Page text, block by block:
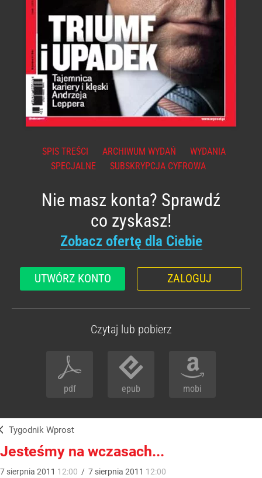
SPIS TREŚCI ARCHIWUM WYDAŃ
WYDANIA
SPECJALNE
SUBSKRYPCJA CYFROWA
Nie masz konta? Sprawdź
co zyskasz!
Zobacz ofertę dla Ciebie
UTWÓRZ KONTO ZALOGUJ
Czytaj lub pobierz
pdf epub mobi
Tygodnik Wprost
Jesteśmy na wczasach...
7 sierpnia 2011 12:00 / 7 sierpnia 2011 12:00